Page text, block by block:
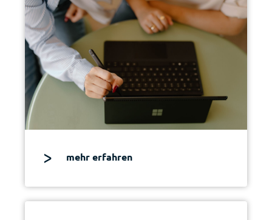
mehr erfahren